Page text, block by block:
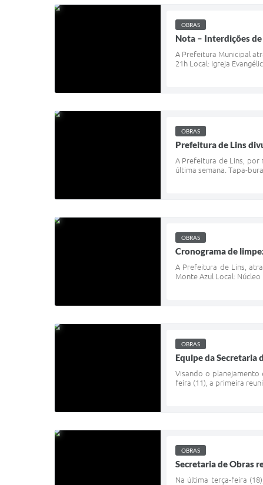
OBRAS
Nota – Interdições
A Prefeitura Municipal
21h Local: Igreja
OBRAS
Prefeitura de Lins
A Prefeitura de Lins, por
última semana. Tapa-
OBRAS
Cronograma de
A Prefeitura de Lins,
Monte Azul Local:
OBRAS
Equipe da Secretaria
Visando o planejamento
feira (11), a primeira
OBRAS
Secretaria de Obras
Na última terça-feira